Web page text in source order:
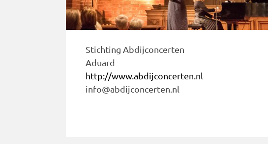
Stichting Abdijconcerten
Aduard
http://www.abdijconcerten.nl
info@abdijconcerten.nl